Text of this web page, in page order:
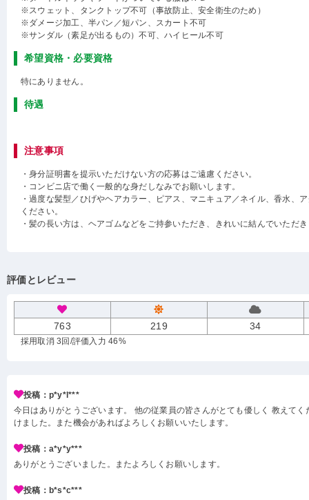
※スウェット、タンクトップ不可（事故防止、安全衛生のため）
※ダメージ加工、半パン／短パン、スカート不可
※サンダル（素足が出るもの）不可、ハイヒール不可
希望資格・必要資格
特にありません。
待遇
注意事項
・身分証明書を提示いただけない方の応募はご遠慮ください。
・コンビニ店で働く一般的な身だしなみでお願いします。
・過度な髪型／ひげやヘアカラー、ピアス、マニキュア／ネイル、香水、
ください。
・髪の長い方は、ヘアゴムなどをご持参いただき、きれいに結んでいただ
評価とレビュー
763 219 34
採用取消 3回 /評価入力 46%
投稿：p*y*l***
今日はありがとうございます。 他の従業員の皆さんがとても優しく 教えてく
けました。また機会があればよろしくお願いいたします。
投稿：a*y*y***
ありがとうございました。またよろしくお願いします。
投稿：b*s*c***